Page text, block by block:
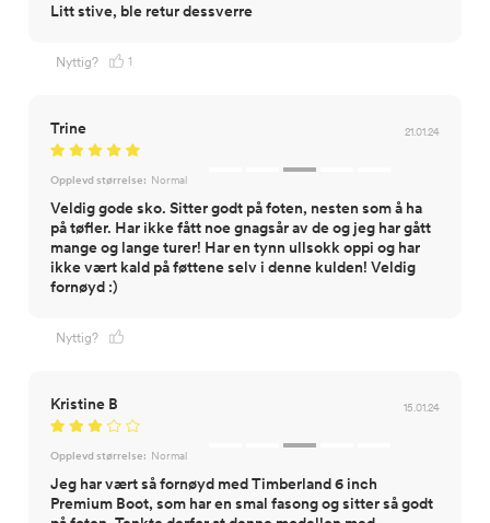
Litt stive, ble retur dessverre
Nyttig? 1
Trine 21.01.24
Opplevd størrelse: Normal
Veldig gode sko. Sitter godt på foten, nesten som å ha
på tøfler. Har ikke fått noe gnagsår av de og jeg har gått
mange og lange turer! Har en tynn ullsokk oppi og har
ikke vært kald på føttene selv i denne kulden! Veldig
fornøyd :)
Nyttig?
Kristine B 15.01.24
Opplevd størrelse: Normal
Jeg har vært så fornøyd med Timberland 6 inch
Premium Boot, som har en smal fasong og sitter så godt